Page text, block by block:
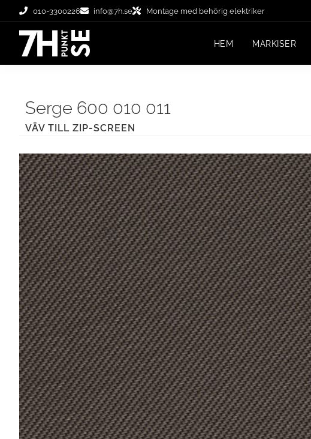
010-3300226 info@7h.se Montage med behörig elektriker
HEM MARKISER
Serge 600 010 011
VÄV TILL ZIP-SCREEN